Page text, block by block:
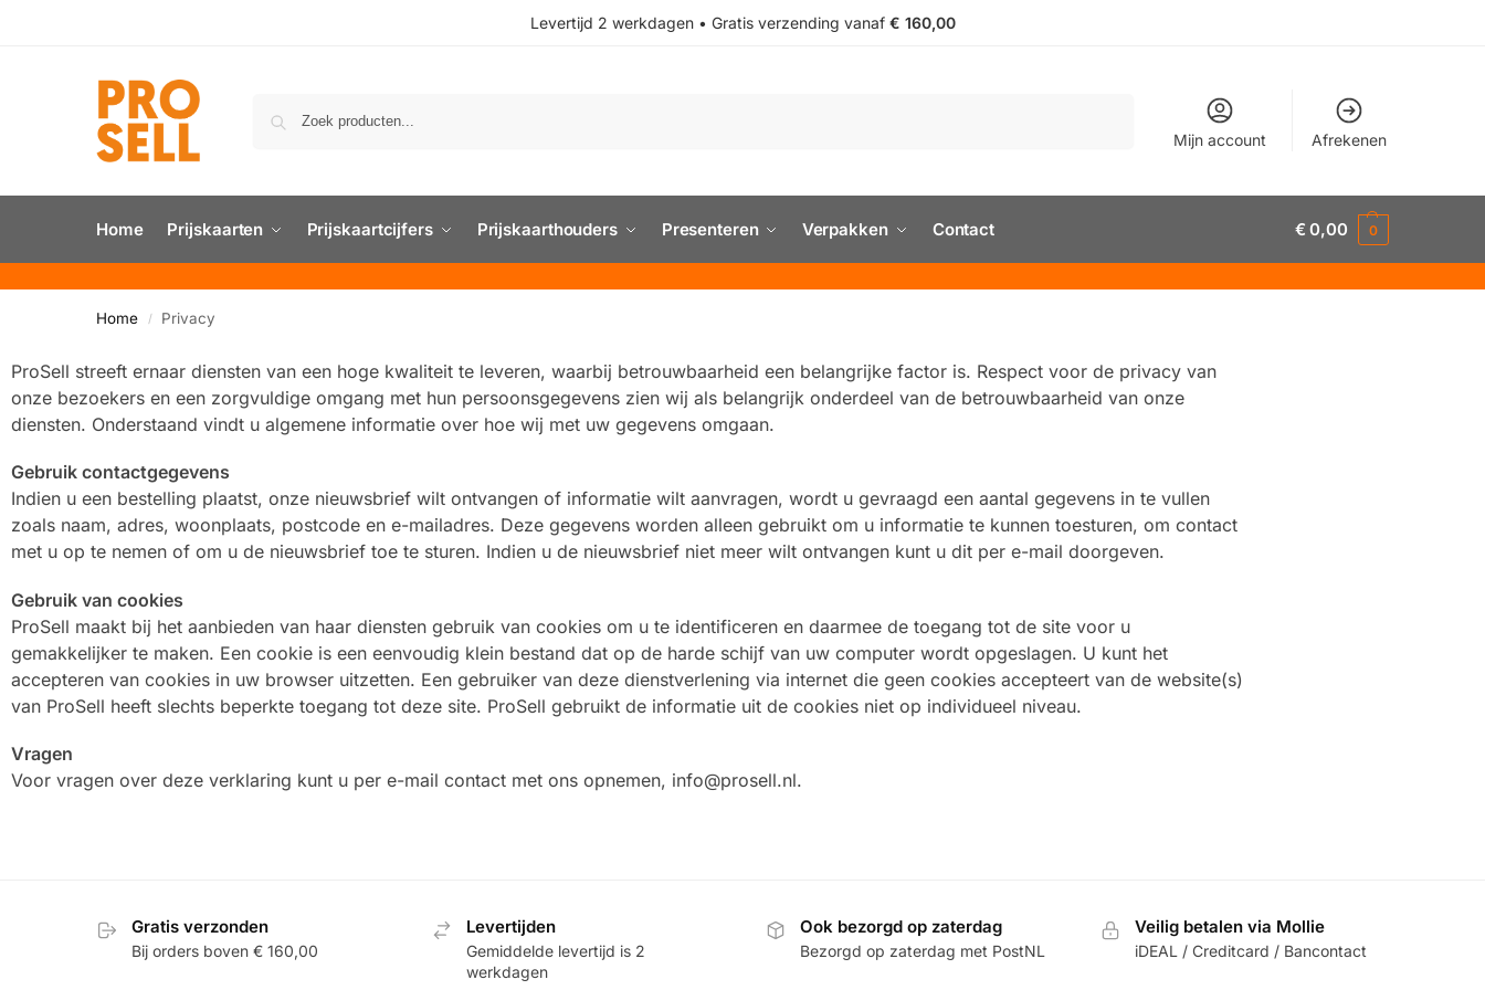
Levertijd 2 werkdagen • Gratis verzending vanaf € 160,00
Mijn account Afrekenen
Home Prijskaarten Prijskaartcijfers Prijskaarthouders Presenteren Verpakken Contact € 0,00 0
Home / Privacy
ProSell streeft ernaar diensten van een hoge kwaliteit te leveren, waarbij betrouwbaarheid een belangrijke factor is. Respect voor de privacy van
onze bezoekers en een zorgvuldige omgang met hun persoonsgegevens zien wij als belangrijk onderdeel van de betrouwbaarheid van onze
diensten. Onderstaand vindt u algemene informatie over hoe wij met uw gegevens omgaan.
Gebruik contactgegevens
Indien u een bestelling plaatst, onze nieuwsbrief wilt ontvangen of informatie wilt aanvragen, wordt u gevraagd een aantal gegevens in te vullen
zoals naam, adres, woonplaats, postcode en e-mailadres. Deze gegevens worden alleen gebruikt om u informatie te kunnen toesturen, om contact
met u op te nemen of om u de nieuwsbrief toe te sturen. Indien u de nieuwsbrief niet meer wilt ontvangen kunt u dit per e-mail doorgeven.
Gebruik van cookies
ProSell maakt bij het aanbieden van haar diensten gebruik van cookies om u te identificeren en daarmee de toegang tot de site voor u
gemakkelijker te maken. Een cookie is een eenvoudig klein bestand dat op de harde schijf van uw computer wordt opgeslagen. U kunt het
accepteren van cookies in uw browser uitzetten. Een gebruiker van deze dienstverlening via internet die geen cookies accepteert van de website(s)
van ProSell heeft slechts beperkte toegang tot deze site. ProSell gebruikt de informatie uit de cookies niet op individueel niveau.
Vragen
Voor vragen over deze verklaring kunt u per e-mail contact met ons opnemen, info@prosell.nl.
Gratis verzonden
Bij orders boven € 160,00
Levertijden
Gemiddelde levertijd is 2
werkdagen
Ook bezorgd op zaterdag
Bezorgd op zaterdag met PostNL
Veilig betalen via Mollie
iDEAL / Creditcard / Bancontact